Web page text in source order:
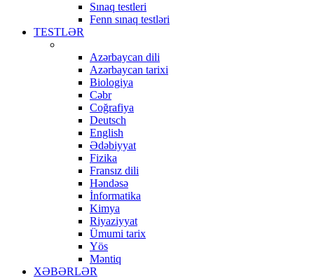
Sınaq testleri
Fenn sınaq testləri
TESTLƏR
Azərbaycan dili
Azərbaycan tarixi
Biologiya
Cəbr
Coğrafiya
Deutsch
English
Ədəbiyyat
Fizika
Fransız dili
Həndəsə
İnformatika
Kimya
Riyaziyyat
Ümumi tarix
Yös
Məntiq
XƏBƏRLƏR